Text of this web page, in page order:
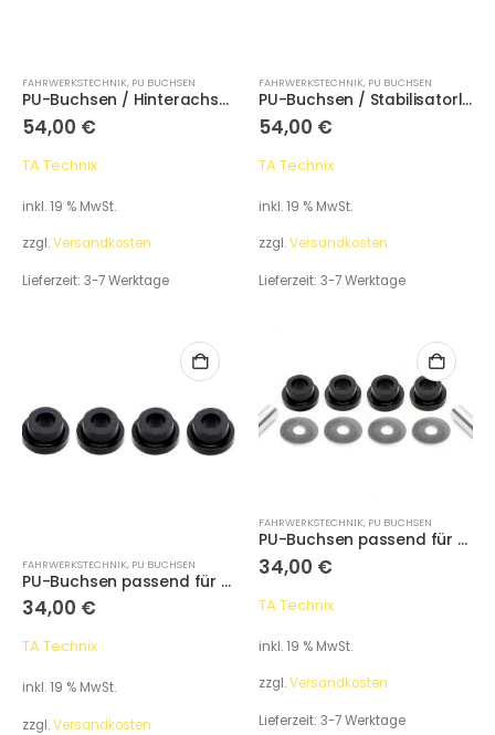
FAHRWERKSTECHNIK, PU BUCHSEN
PU-​Buchsen / Hinterachse Querlenker unten / Lager vorne innen / passend für Audi A4 (B5) Quattro / Audi 80 (B4) Quattro
54,00 €
TA Technix
inkl. 19 % MwSt.
zzgl.Versandkosten
Lieferzeit: 3-7 Werktage
FAHRWERKSTECHNIK, PU BUCHSEN
PU-​Buchsen / Stabilisatorlager Hinterachse mit Ø 16mm / passend für Audi B4Q / A4Q / A4Q Cabriolet / A6Q / A6 Allroad / Passat 3BQ
54,00 €
TA Technix
inkl. 19 % MwSt.
zzgl.Versandkosten
Lieferzeit: 3-7 Werktage
FAHRWERKSTECHNIK, PU BUCHSEN
PU-​Buchsen passend für Audi 50 / VW Derby / Polo 86,86C Querlenker Vorderachse getriebeseitig
34,00 €
TA Technix
inkl. 19 % MwSt.
zzgl.Versandkosten
FAHRWERKSTECHNIK, PU BUCHSEN
PU-​Buchsen passend für Audi 50 / VW Derby / Polo 86,86C Querlenker Vorderachse radseitig
34,00 €
TA Technix
inkl. 19 % MwSt.
zzgl.Versandkosten
Lieferzeit: 3-7 Werktage